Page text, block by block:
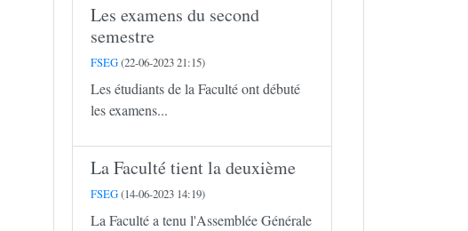
Les examens du second
semestre
FSEG(22-06-2023 21:15)
Les étudiants de la Faculté ont débuté
les examens...
La Faculté tient la deuxième
FSEG(14-06-2023 14:19)
La Faculté a tenu l'Assemblée Générale